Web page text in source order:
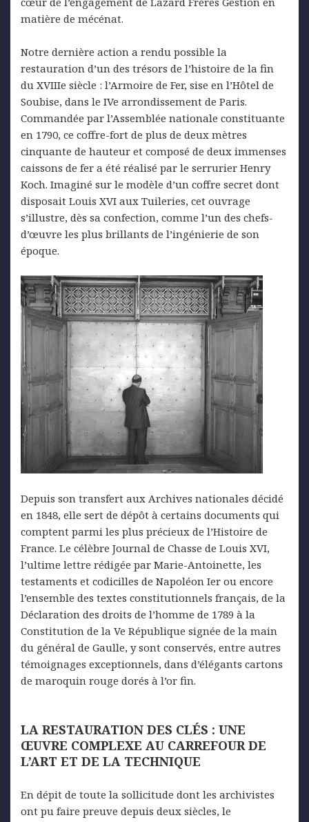
matière de mécénat.
Notre dernière action a rendu possible la
restauration d’un des trésors de l’histoire de la fin
du XVIIIe siècle : l’Armoire de Fer, sise en l’Hôtel de
Soubise, dans le IVe arrondissement de Paris.
Commandée par l’Assemblée nationale constituante
en 1790, ce coffre-fort de plus de deux mètres
cinquante de hauteur et composé de deux immenses
caissons de fer a été réalisé par le serrurier Henry
Koch. Imaginé sur le modèle d’un coffre secret dont
disposait Louis XVI aux Tuileries, cet ouvrage
s’illustre, dès sa confection, comme l’un des chefs-
d’œuvre les plus brillants de l’ingénierie de son
époque.
Depuis son transfert aux Archives nationales décidé
en 1848, elle sert de dépôt à certains documents qui
comptent parmi les plus précieux de l’Histoire de
France. Le célèbre Journal de Chasse de Louis XVI,
l’ultime lettre rédigée par Marie-Antoinette, les
testaments et codicilles de Napoléon Ier ou encore
l’ensemble des textes constitutionnels français, de la
Déclaration des droits de l’homme de 1789 à la
Constitution de la Ve République signée de la main
du général de Gaulle, y sont conservés, entre autres
témoignages exceptionnels, dans d’élégants cartons
de maroquin rouge dorés à l’or fin.
LA RESTAURATION DES CLÉS : UNE
ŒUVRE COMPLEXE AU CARREFOUR DE
L’ART ET DE LA TECHNIQUE
En dépit de toute la sollicitude dont les archivistes
ont pu faire preuve depuis deux siècles, le